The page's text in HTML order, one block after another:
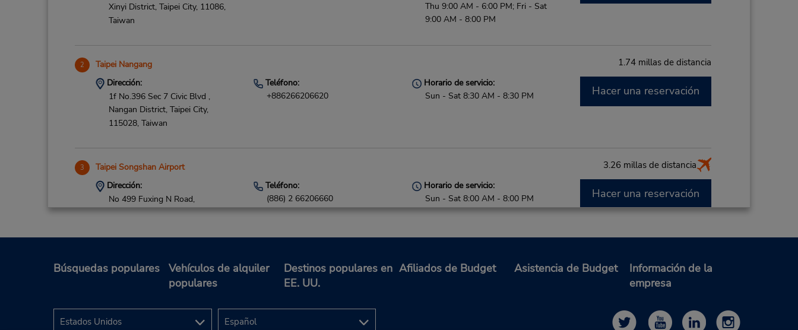
Xinyi District, Taipei City, 11086,
Taiwan
Thu 9:00 AM - 6:00 PM; Fri - Sat
9:00 AM - 8:00 PM
2 Taipei Nangang 1.74 millas de distancia
Dirección:
1f No.396 Sec 7 Civic Blvd ,
Nangan District, Taipei City,
115028, Taiwan
Teléfono:
+886266206620
Horario de servicio:
Sun - Sat 8:30 AM - 8:30 PM
Hacer una reservación
3 Taipei Songshan Airport 3.26 millas de distancia
Dirección:
No 499 Fuxing N Road,
Songshan District, Taipei City,
Teléfono:
(886) 2 66206660
Horario de servicio:
Sun - Sat 8:00 AM - 8:00 PM
Holiday Hours
alquiler se encuentra dentro de la
hasta el estacionamiento.
Hacer una reservación
4 Taipei Neihu Stat
Dirección:
Búsquedas populares
Vehículos de alquiler
populares
Destinos populares en
EE. UU.
Afiliados de Budget Asistencia de Budget
Información de la
empresa